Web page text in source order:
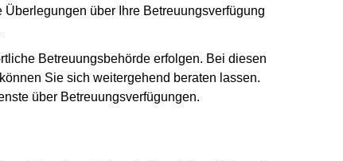
über Ihre Betreuungsverfügung
Betreuungsbehörde erfolgen. Bei diesen
Sie sich weitergehend beraten lassen.
über Betreuungsverfügungen.